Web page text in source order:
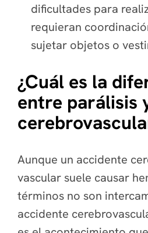
dificultades para
requieran
sujetar objetos o
¿Cuál es la
entre parálisis
Aunque un accidente
vascular suele causar
términos no son
accidente